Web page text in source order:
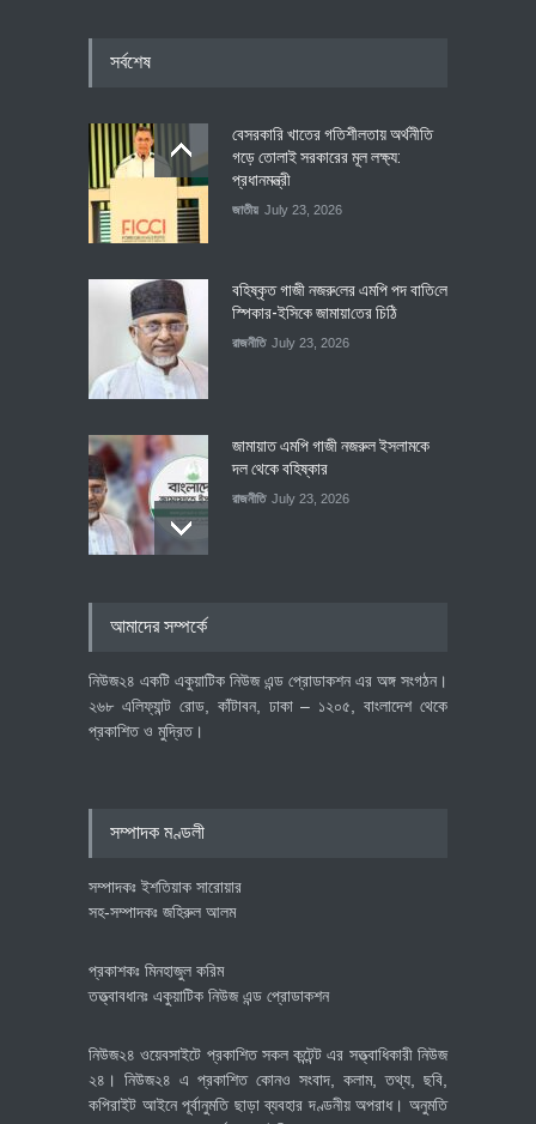
সর্বশেষ
বেসরকারি খাতের গতিশীলতায় অর্থনীতি
গড়ে তোলাই সরকারের মূল লক্ষ্য:
প্রধানমন্ত্রী
জাতীয় July 23, 2026
বহিষ্কৃত গাজী নজরু‌লের এম‌পি পদ বা‌তি‌লে
স্পিকার-ইসিকে জামায়া‌তের চি‌ঠি
রাজনীতি July 23, 2026
জামায়াত এমপি গাজী নজরুল ইসলামকে
দল থেকে বহিষ্কার
রাজনীতি July 23, 2026
আমাদের সম্পর্কে
নিউজ২৪ একটি একুয়াটিক নিউজ এন্ড প্রোডাকশন এর অঙ্গ সংগঠন।
২৬৮ এলিফ্যান্ট রোড, কাঁটাবন, ঢাকা – ১২০৫, বাংলাদেশ থেকে
প্রকাশিত ও মুদ্রিত।
সম্পাদক মণ্ডলী
সম্পাদকঃ ইশতিয়াক সারোয়ার
সহ-সম্পাদকঃ জহিরুল আলম
প্রকাশকঃ মিনহাজুল করিম
তত্ত্বাবধানঃ একুয়াটিক নিউজ এন্ড প্রোডাকশন
নিউজ২৪ ওয়েবসাইটে প্রকাশিত সকল কন্টেন্ট এর সত্ত্বাধিকারী নিউজ
২৪। নিউজ২৪ এ প্রকাশিত কোনও সংবাদ, কলাম, তথ্য, ছবি,
কপিরাইট আইনে পূর্বানুমতি ছাড়া ব্যবহার দণ্ডনীয় অপরাধ। অনুমতি